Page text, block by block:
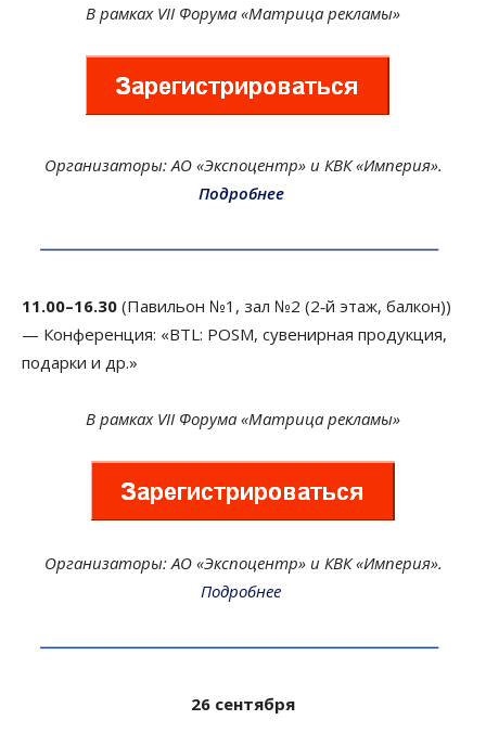
В рамках VII Форума «Матрица рекламы»
Организаторы: АО «Экспоцентр» и КВК «Империя».
Подробнее
11.00–16.30 (Павильон №1, зал №2 (2‑й этаж, балкон))
— Конференция: «BTL: POSM, сувенирная продукция,
подарки и др.»
В рамках VII Форума «Матрица рекламы»
Организаторы: АО «Экспоцентр» и КВК «Империя».
Подробнее
26 сентября